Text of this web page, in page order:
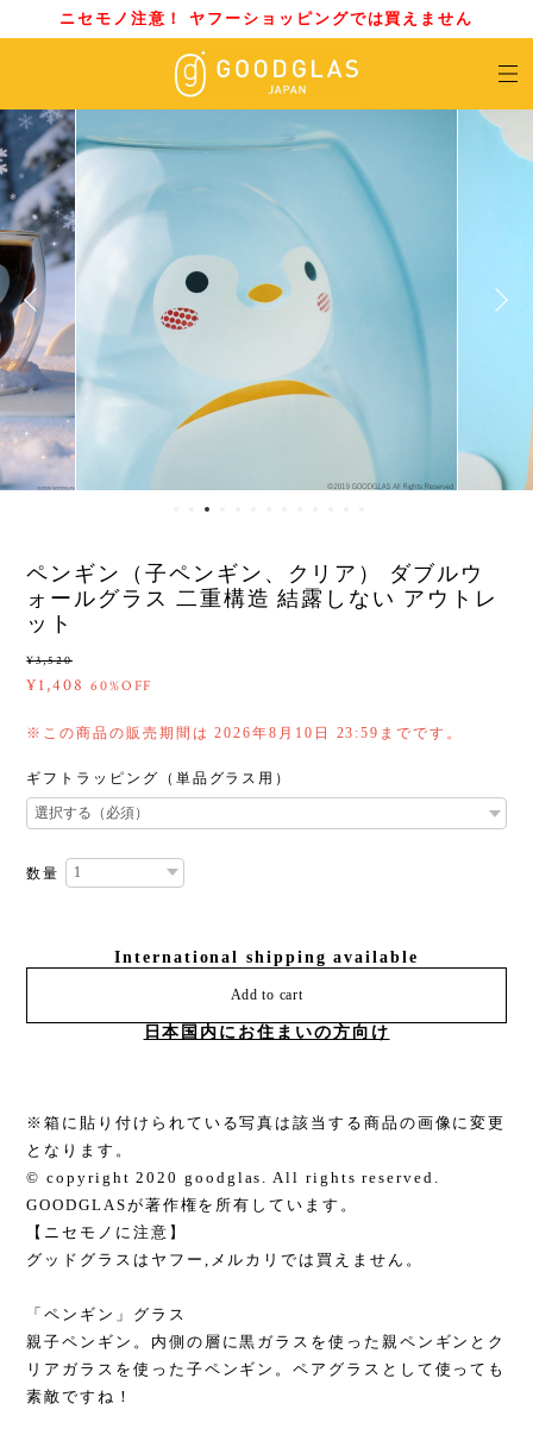
ニセモノ注意！ ヤフーショッピングでは買えません
ペンギン（子ペンギン、クリア） ダブルウ
ォールグラス 二重構造 結露しない アウトレ
ット
¥3,520
¥1,408 60%OFF
※この商品の販売期間は 2026年8月10日 23:59までです。
ギフトラッピング（単品グラス用）
数量
International shipping available
Add to cart
日本国内にお住まいの方向け
※箱に貼り付けられている写真は該当する商品の画像に変更
となります。
© copyright 2020 goodglas. All rights reserved.
GOODGLASが著作権を所有しています。
【ニセモノに注意】
グッドグラスはヤフー,メルカリでは買えません。
「ペンギン」グラス
親子ペンギン。内側の層に黒ガラスを使った親ペンギンとク
リアガラスを使った子ペンギン。ペアグラスとして使っても
素敵ですね！